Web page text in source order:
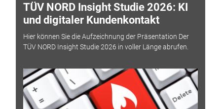
TÜV NORD Insight Studie 2026: KI
und digitaler Kundenkontakt
Hier können Sie die Aufzeichnung der Präsentation Der
TÜV NORD Insight Studie 2026 in voller Länge abrufen.